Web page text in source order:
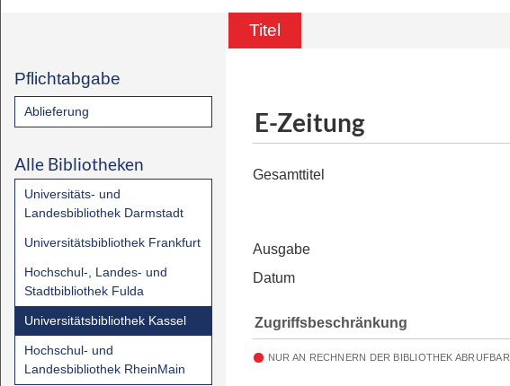
Titel
Pflichtabgabe
Ablieferung
Alle Bibliotheken
Universitäts- und
Landesbibliothek Darmstadt
Universitätsbibliothek Frankfurt
Hochschul-, Landes- und
Stadtbibliothek Fulda
Universitätsbibliothek Kassel
Hochschul- und
Landesbibliothek RheinMain
E-Zeitung
Gesamttitel
Ausgabe
Datum
Zugriffsbeschränkung
NUR AN RECHNERN DER BIBLIOTHEK ABRUFBAR